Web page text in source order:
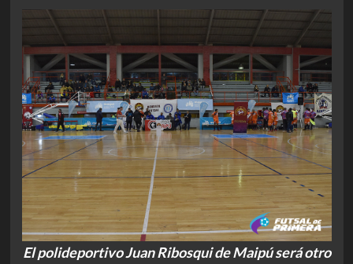
El polideportivo Juan Ribosqui de Maipú será otro